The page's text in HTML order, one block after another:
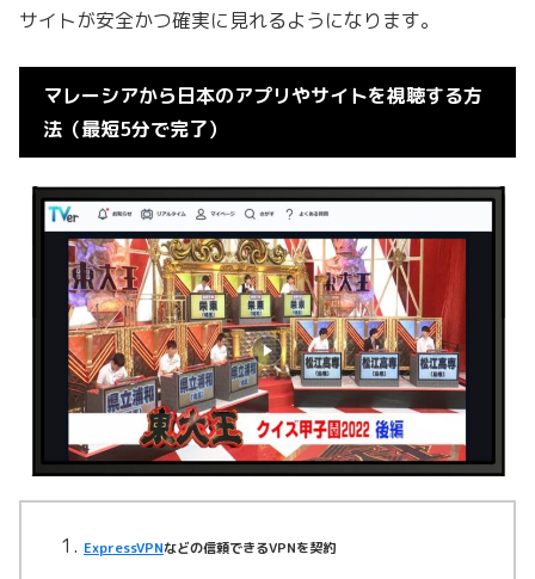
サイトが安全かつ確実に見れるようになります。
マレーシアから日本のアプリやサイトを視聴する方
法（最短5分で完了）
ExpressVPNなどの信頼できるVPNを契約